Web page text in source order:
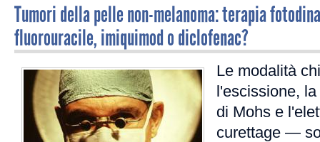
Tumori della pelle non-melanoma: terapia
fluorouracile, imiquimod o diclofenac?
Le modalità
l'escissione,
di Mohs e
curettage —